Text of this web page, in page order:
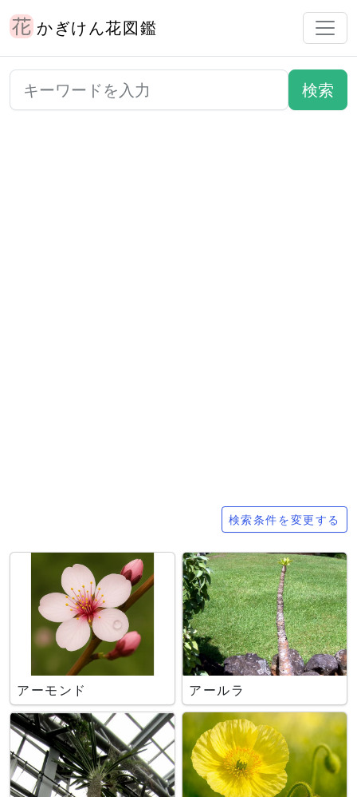
かぎけん花図鑑
検索条件を変更する
アーモンド アールラ